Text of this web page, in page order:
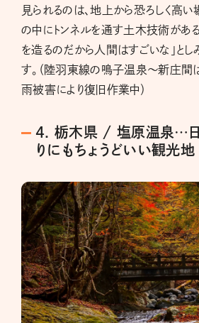
見られるのは、地上から恐ろしく高
の中にトンネルを通す土木技術がある
を造るのだから人間はすごいな」とし
す。（陸羽東線の鳴子温泉～新庄間
雨被害により復旧作業中）
4. 栃木県 / 塩原温泉…日
りにもちょうどいい観光地